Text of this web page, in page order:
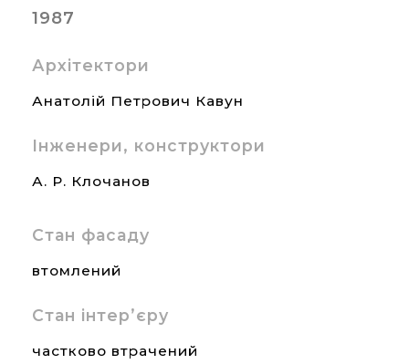
1987
Архітектори
Анатолій Петрович Кавун
Інженери, конструктори
А. Р. Клочанов
Стан фасаду
втомлений
Стан інтер’єру
частково втрачений